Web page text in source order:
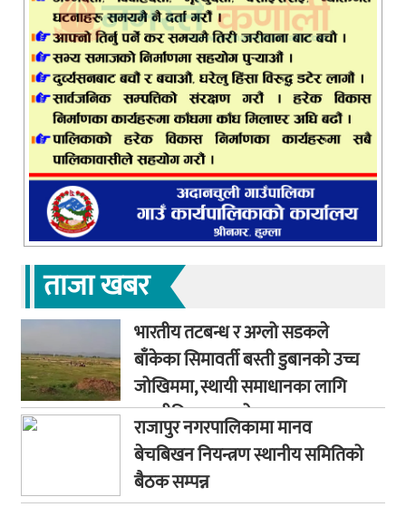
ताजा खबर
भारतीय तटबन्ध र अग्लो सडकले
बाँकेका सिमावर्ती बस्ती डुबानको उच्च
जोखिममा, स्थायी समाधानका लागि
कूटनीतिक पहलको माग
राजापुर नगरपालिकामा मानव
बेचबिखन नियन्त्रण स्थानीय समितिको
बैठक सम्पन्न